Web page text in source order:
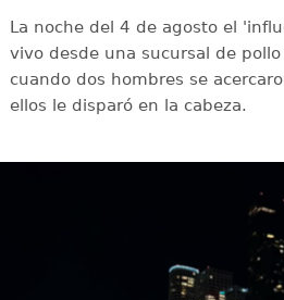
La noche del 4 de agosto el
vivo desde una sucursal de
cuando dos hombres se
ellos le disparó en la cabeza.